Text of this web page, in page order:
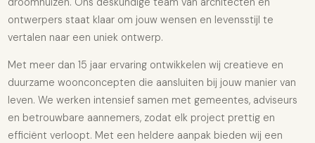
ontwerpers staat klaar om jouw wensen en levensstijl te
vertalen naar een uniek ontwerp.
Met meer dan 15 jaar ervaring ontwikkelen wij creatieve en
duurzame woonconcepten die aansluiten bij jouw manier van
leven. We werken intensief samen met gemeentes, adviseurs
en betrouwbare aannemers, zodat elk project prettig en
efficiënt verloopt. Met een heldere aanpak bieden wij een